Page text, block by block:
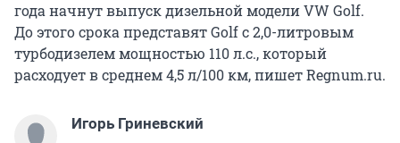
года начнут выпуск дизельной модели VW Golf.
До этого срока представят Golf с 2,0-литровым
турбодизелем мощностью 110 л.с., который
расходует в среднем 4,5 л/100 км, пишет Regnum.ru.
Игорь Гриневский